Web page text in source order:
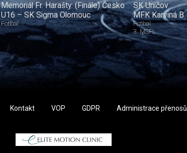
Memoriál Fr. Harašty: (Finále) Česko
U16 – SK Sigma Olomouc
Fotbal
SK Uničov
MFK Karviná B
Fotbal
3. MSFL
Kontakt VOP GDPR Administrace přenosů